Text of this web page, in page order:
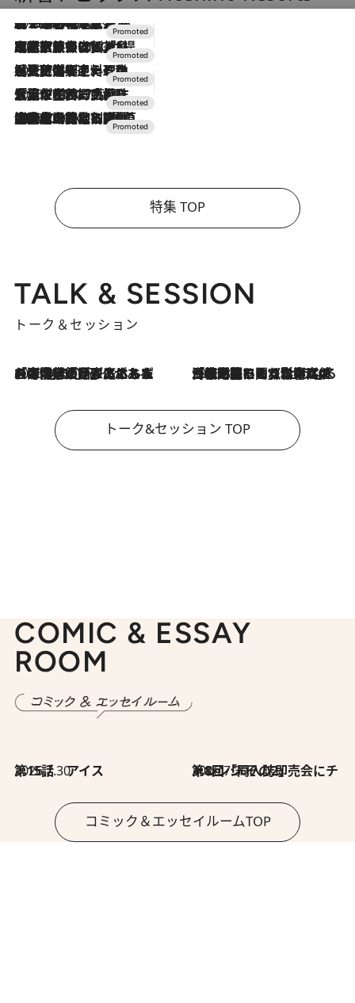
2026.8.7
【トンボの足水浴】ヒノキの香りに包まれて涼感マックス！約13℃の湧水かけ流しを避暑地「星野温泉 トンボの湯」で体験
2026.7.31
【ホテル帰省】という選択肢をOMOが提案。家族とほどよい距離を保つには「昼は実家、夜は気兼ねなくホテルで！」
2026.7.24
【夏限定ディナーコース】旬を迎える稚鮎や花ズッキーニなどをイタリア・トスカーナの郷土料理の手法で満喫！
2026.7.17
「土佐和ハーブかき氷」がOMO7高知に登場！生姜、山椒、大葉など目にも舌にも涼を呼ぶ郷土の味
2026.7.10
NEW OPEN！【界 草津】名湯の地に誕生。趣の異なる2種の温泉と上州ならではの会席・蕎麦割烹など美食を味わう究極の癒やし旅
特集 TOP
TALK & SESSION
トーク＆セッション
2026.8.3
「今後値上げがあるとすれば…」「リスクがあるのは今年の冬」エネルギー専門家が語る、ホルムズ海峡封鎖が家庭にもたらす“ある心配” 2026.8.3
「住宅建てられない…」「サーチャージ料の高値が続いている」ホルムズ海峡封鎖による影響はいつまで続く？《エネルギー専門家に聞く“どうなる日本の暮らし”》
トーク&セッション TOP
COMIC & ESSAY
ROOM
2026.7.30
第15話 アイス 2026.7.30
第8回「同人誌即売会にチャレンジ その2」
コミック＆エッセイルームTOP